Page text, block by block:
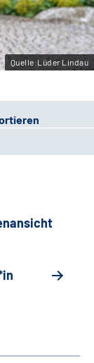
Quelle:Lüder Lindau